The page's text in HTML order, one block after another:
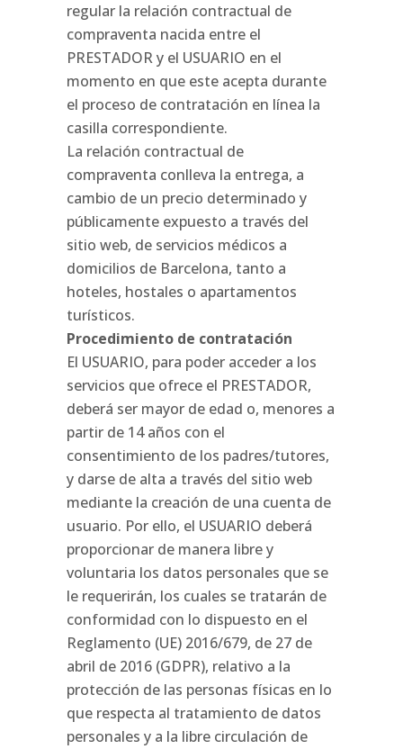
regular la relación contractual de
compraventa nacida entre el
PRESTADOR y el USUARIO en el
momento en que este acepta durante
el proceso de contratación en línea la
casilla correspondiente.
La relación contractual de
compraventa conlleva la entrega, a
cambio de un precio determinado y
públicamente expuesto a través del
sitio web, de servicios médicos a
domicilios de Barcelona, tanto a
hoteles, hostales o apartamentos
turísticos.
Procedimiento de contratación
El USUARIO, para poder acceder a los
servicios que ofrece el PRESTADOR,
deberá ser mayor de edad o, menores a
partir de 14 años con el
consentimiento de los padres/tutores,
y darse de alta a través del sitio web
mediante la creación de una cuenta de
usuario. Por ello, el USUARIO deberá
proporcionar de manera libre y
voluntaria los datos personales que se
le requerirán, los cuales se tratarán de
conformidad con lo dispuesto en el
Reglamento (UE) 2016/679, de 27 de
abril de 2016 (GDPR), relativo a la
protección de las personas físicas en lo
que respecta al tratamiento de datos
personales y a la libre circulación de